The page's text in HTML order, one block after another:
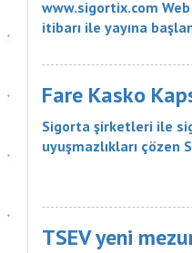
www.sigortix.com
itibarı ile yayına
Acentelerini neden
konusunda
Acentelerine müşteri
Fare Kasko
Sigorta şirketleri ile
uyuşmazlıkları çözen
liralık tazminatı
Tahkim Komisyonu M...
TSEV yeni